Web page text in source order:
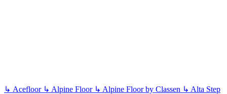
↳ Acefloor ↳ Alpine Floor ↳ Alpine Floor by Classen ↳ Alta Step